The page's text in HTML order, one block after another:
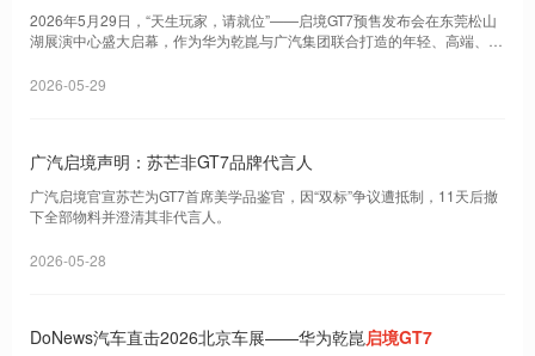
2026年5月29日，“天生玩家，请就位”——启境GT7预售发布会在东莞松山
湖展演中心盛大启幕，作为华为乾崑与广汽集团联合打造的年轻、高端、可
2026-05-29
广汽启境声明：苏芒非GT7品牌代言人
广汽启境官宣苏芒为GT7首席美学品鉴官，因“双标”争议遭抵制，11天后撤
下全部物料并澄清其非代言人。
2026-05-28
DoNews汽车直击2026北京车展——华为乾崑启境GT7